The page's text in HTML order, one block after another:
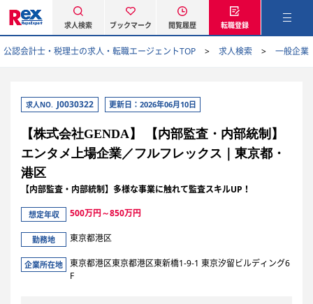
求人検索 ブックマーク 閲覧履歴 転職登録
公認会計士・税理士の求人・転職エージェントTOP 求人検索 一般企業
求人NO. J0030322 更新日：2026年06月10日
【株式会社GENDA】 【内部監査・内部統制】
エンタメ上場企業／フルフレックス｜東京都・
港区
【内部監査・内部統制】多様な事業に触れて監査スキルUP！
想定年収 500万円～850万円
勤務地 東京都港区
企業所在地
東京都港区東京都港区東新橋1-9-1 東京汐留ビルディング6
F